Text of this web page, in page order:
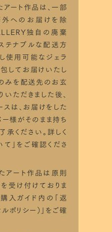
ート作品は、一部
へのお届けを除
独自の廃棄
テナブルな配送方
使用可能なジェラ
してお届けいたし
みを配送先のお玄
ただきました後、
は、お届けをした
様がそのまま持ち
承ください。詳しく
て 」をご確認くださ
アート作品は原則
受け付けておりま
入ガイド内の「返
ポリシー） 」をご確
方法
いる作品はサイズ
レーションして楽